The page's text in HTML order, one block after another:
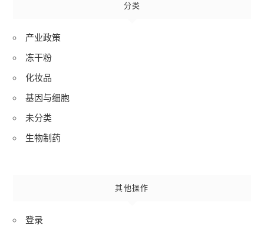
分类
产业政策
冻干粉
化妆品
基因与细胞
未分类
生物制药
其他操作
登录